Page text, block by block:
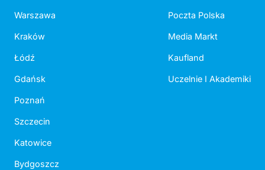
Warszawa
Kraków
Łódź
Gdańsk
Poznań
Szczecin
Katowice
Bydgoszcz
Poczta Polska
Media Markt
Kaufland
Uczelnie I Akademiki